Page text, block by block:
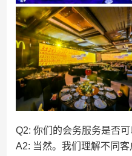
Q2: 你们的会务服务是否
A2: 当然。我们理解不同